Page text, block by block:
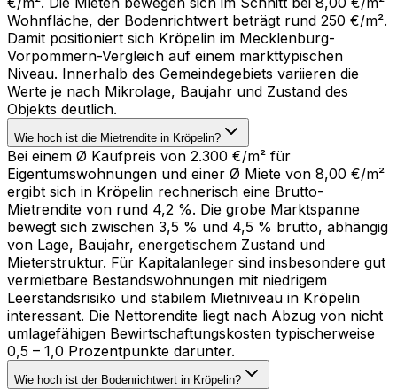
Wohnfläche, der Bodenrichtwert beträgt rund 250 €/m².
Damit positioniert sich Kröpelin im Mecklenburg-
Vorpommern-Vergleich auf einem markttypischen
Niveau. Innerhalb des Gemeindegebiets variieren die
Werte je nach Mikrolage, Baujahr und Zustand des
Objekts deutlich.
Wie hoch ist die Mietrendite in Kröpelin?
Bei einem Ø Kaufpreis von 2.300 €/m² für
Eigentumswohnungen und einer Ø Miete von 8,00 €/m²
ergibt sich in Kröpelin rechnerisch eine Brutto-
Mietrendite von rund 4,2 %. Die grobe Marktspanne
bewegt sich zwischen 3,5 % und 4,5 % brutto, abhängig
von Lage, Baujahr, energetischem Zustand und
Mieterstruktur. Für Kapitalanleger sind insbesondere gut
vermietbare Bestandswohnungen mit niedrigem
Leerstandsrisiko und stabilem Mietniveau in Kröpelin
interessant. Die Nettorendite liegt nach Abzug von nicht
umlagefähigen Bewirtschaftungskosten typischerweise
0,5 – 1,0 Prozentpunkte darunter.
Wie hoch ist der Bodenrichtwert in Kröpelin?